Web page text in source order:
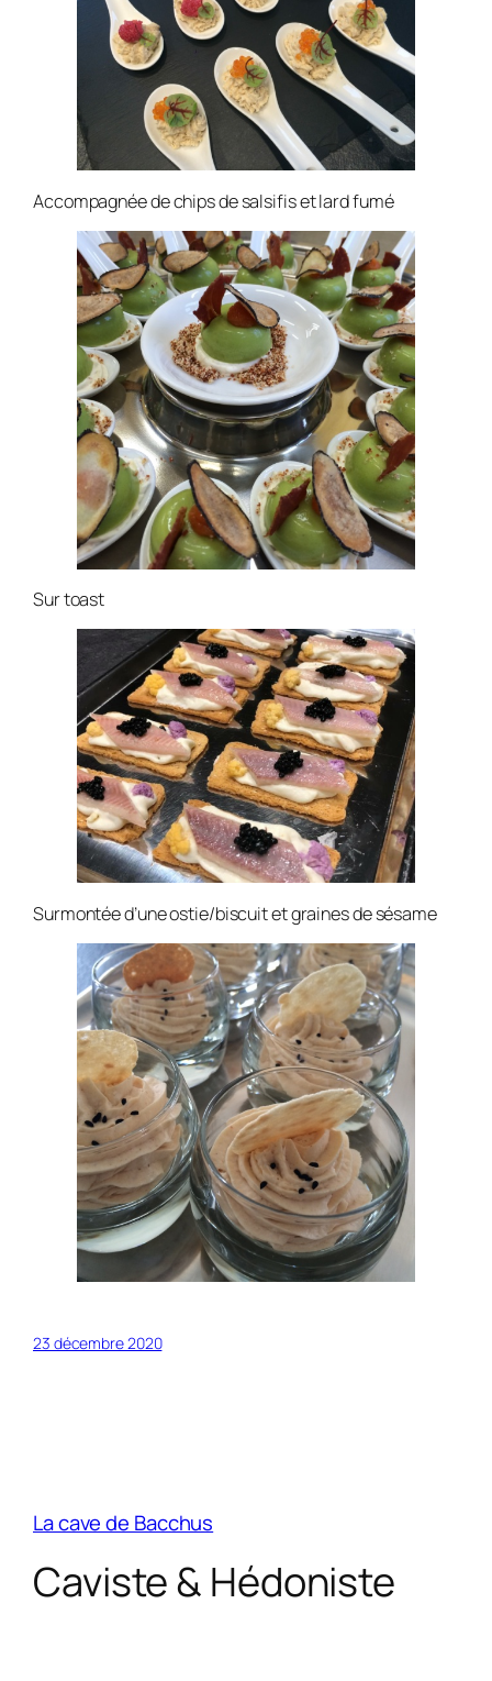
Accompagnée de chips de salsifis et lard fumé
Sur toast
Surmontée d’une ostie/biscuit et graines de sésame
23 décembre 2020
La cave de Bacchus
Caviste & Hédoniste